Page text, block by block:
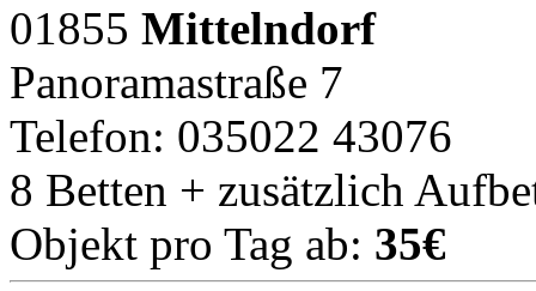
01855 Mittelndorf
Panoramastraße 7
Telefon: 035022 43076
8 Betten + zusätzlich
Objekt pro Tag ab: 35€